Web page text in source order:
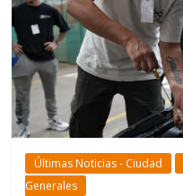
Últimas Noticias - Ciudad
Generales